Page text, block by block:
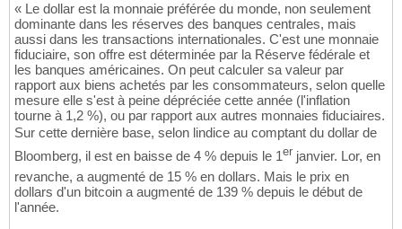
« Le dollar est la monnaie préférée du monde, non seulement
dominante dans les réserves des banques centrales, mais
aussi dans les transactions internationales. C'est une monnaie
fiduciaire, son offre est déterminée par la Réserve fédérale et
les banques américaines. On peut calculer sa valeur par
rapport aux biens achetés par les consommateurs, selon quelle
mesure elle s'est à peine dépréciée cette année (l'inflation
tourne à 1,2 %), ou par rapport aux autres monnaies fiduciaires.
Sur cette dernière base, selon lindice au comptant du dollar de
Bloomberg, il est en baisse de 4 % depuis le 1er janvier. Lor, en
revanche, a augmenté de 15 % en dollars. Mais le prix en
dollars d'un bitcoin a augmenté de 139 % depuis le début de
l'année.